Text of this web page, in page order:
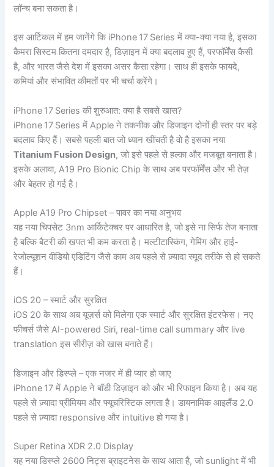
लॉन्च बना सकता है।
इस आर्टिकल में हम जानेंगे कि iPhone 17 Series में क्या-क्या नया है, इसका
कैमरा सिस्टम कितना दमदार है, डिज़ाइन में क्या बदलाव हुए हैं, परफॉर्मेंस कैसी
है, और भारत जैसे देश में इसका असर कैसा रहेगा। साथ ही इसके फायदे,
कमियां और संभावित कीमतों पर भी चर्चा करेंगे।
iPhone 17 Series की शुरुआत: क्या है सबसे खास?
iPhone 17 Series में Apple ने तकनीक और डिजाइन दोनों ही स्तर पर बड़े
बदलाव किए हैं। सबसे पहली बात जो ध्यान खींचती है वो है इसका नया
Titanium Fusion Design, जो इसे पहले से हल्का और मजबूत बनाता है।
इसके अलावा, A19 Pro Bionic Chip के साथ अब परफॉर्मेंस और भी तेज़
और बेहतर हो गई है।
Apple A19 Pro Chipset – पावर का नया अनुभव
यह नया चिपसेट 3nm आर्किटेक्चर पर आधारित है, जो इसे ना सिर्फ तेज बनाता
है बल्कि बैटरी की खपत भी कम करता है। मल्टीटास्किंग, गेमिंग और हाई-
रेजोल्यूशन वीडियो एडिटिंग जैसे काम अब पहले से ज़्यादा स्मूद तरीके से हो सकते
हैं।
iOS 20 – स्मार्ट और सुरक्षित
iOS 20 के साथ अब यूज़र्स को मिलेगा एक स्मार्ट और सुरक्षित इंटरफेस। नए
फीचर्स जैसे AI-powered Siri, real-time call summary और live
translation इस सीरीज़ को खास बनाते हैं।
डिजाइन और डिस्प्ले – एक नजर में ही प्यार हो जाए
iPhone 17 में Apple ने बॉडी डिज़ाइन को और भी रिफाइन किया है। अब यह
पहले से ज़्यादा प्रीमियम और फ्यूचरिस्टिक लगता है। डायनामिक आइलैंड 2.0
पहले से ज़्यादा responsive और intuitive हो गया है।
Super Retina XDR 2.0 Display
यह नया डिस्प्ले 2600 निट्स ब्राइटनेस के साथ आता है, जो sunlight में भी